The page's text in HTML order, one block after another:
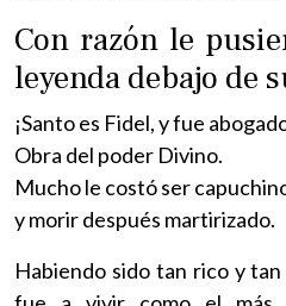
Con razón le
leyenda debajo de
¡Santo es Fidel, y fue
Obra del poder Divino.
Mucho le costó ser
y morir después martirizado.
Habiendo sido tan rico y